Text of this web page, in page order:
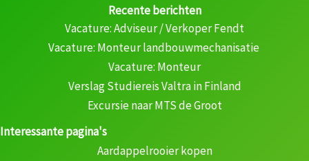
Recente berichten
Vacature: Adviseur / Verkoper Fendt
Vacature: Monteur landbouwmechanisatie
Vacature: Monteur
Verslag Studiereis Valtra in Finland
Excursie naar MTS de Groot
Interessante pagina's
Aardappelrooier kopen